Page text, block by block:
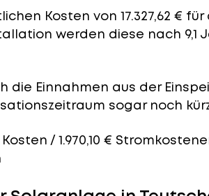
Kosten von 17.327,62 €
werden diese nach 9,1
die Einnahmen aus der
sogar noch
Kosten / 1.970,10 €